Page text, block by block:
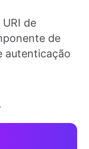
de
de
autenticação